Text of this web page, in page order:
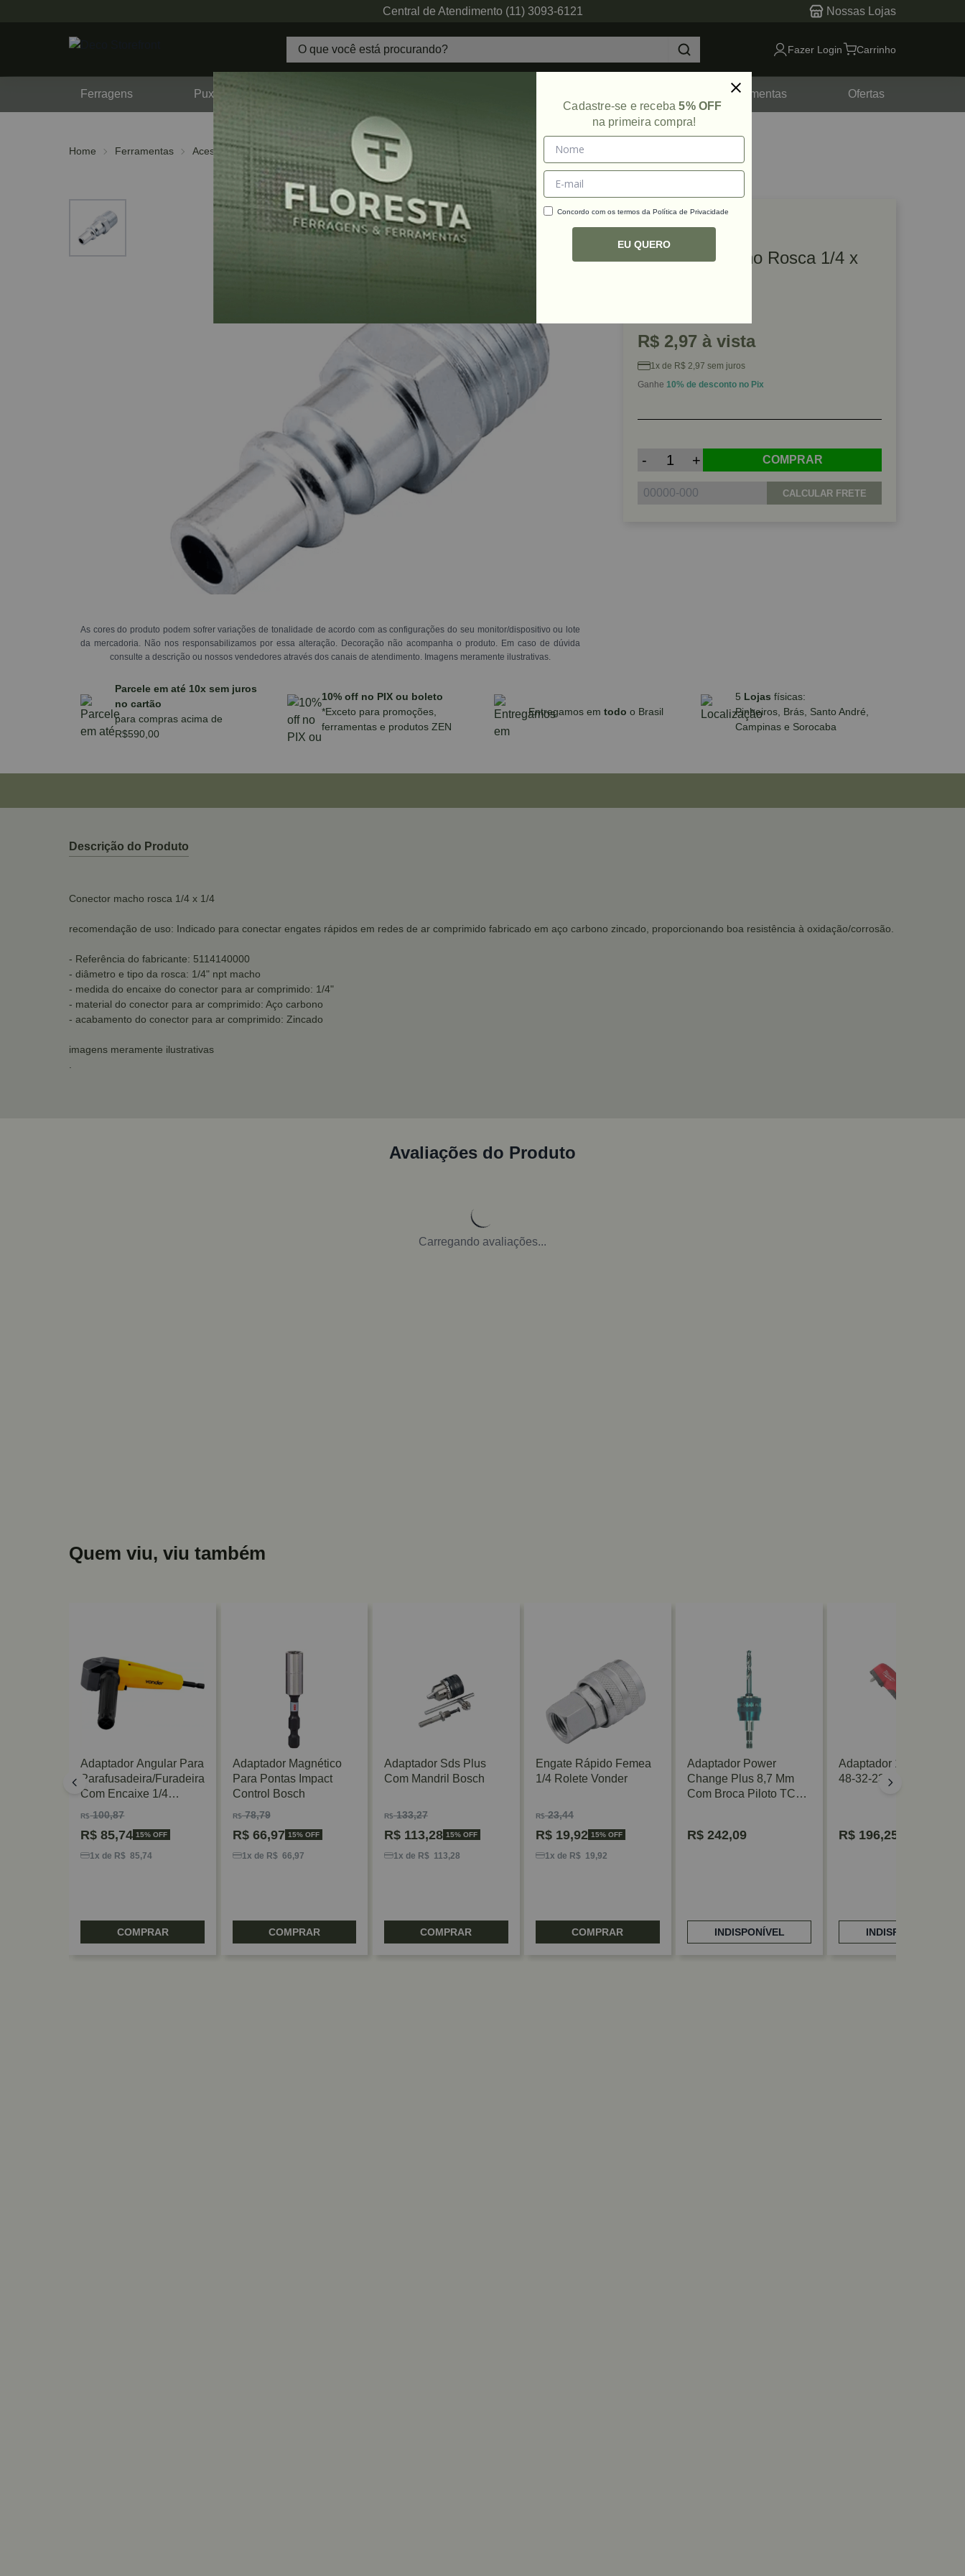
Central de Atendimento (11) 3093-6121 Nossas Lojas
Fazer Login Carrinho
Ferragens Puxadores Ferramentas Ofertas
Home Ferramentas Acessórios Conectores e Engates
As cores do produto podem sofrer variações de tonalidade de acordo com as configurações do seu monitor/dispositivo ou lote
da mercadoria. Não nos responsabilizamos por essa alteração. Decoração não acompanha o produto. Em caso de dúvida
consulte a descrição ou nossos vendedores através dos canais de atendimento. Imagens meramente ilustrativas.
Ref: 63788
Conector Macho Rosca 1/4 x
R$ 2,97 à vista
1x de R$ 2,97 sem juros
Ganhe 10% de desconto no Pix
- + COMPRAR
CALCULAR FRETE
Parcele em até 10x sem juros
no cartão
para compras acima de
R$590,00
10% off no PIX ou boleto
*Exceto para promoções,
ferramentas e produtos ZEN
Entregamos em todo o Brasil
5 Lojas físicas:
Pinheiros, Brás, Santo André,
Campinas e Sorocaba
Descrição do Produto
Conector macho rosca 1/4 x 1/4
recomendação de uso: Indicado para conectar engates rápidos em redes de ar comprimido fabricado em aço carbono zincado, proporcionando boa resistência à oxidação/corrosão.
- Referência do fabricante: 5114140000
- diâmetro e tipo da rosca: 1/4" npt macho
- medida do encaixe do conector para ar comprimido: 1/4"
- material do conector para ar comprimido: Aço carbono
- acabamento do conector para ar comprimido: Zincado
imagens meramente ilustrativas
Avaliações do Produto
Carregando avaliações...
Quem viu, viu também
Adaptador Angular Para
Parafusadeira/furadeira
Com Encaixe 1/4
Vonder
R$100,87
R$ 85,74 15% OFF
1x de R$ 85,74
COMPRAR
Adaptador Magnético
Para Pontas Impact
Control Bosch
R$78,79
R$66,97 15% OFF
1x de R$ 66,97
COMPRAR
Adaptador Sds Plus
Com Mandril Bosch
R$133,27
R$113,28 15% OFF
1x de R$ 113,28
COMPRAR
Engate Rápido Femea
1/4 Rolete Vonder
R$23,44
R$19,92 15% OFF
1x de R$ 19,92
COMPRAR
Adaptador Power
Change Plus 8,7 Mm
Com Broca Piloto TCT
R$ 242,09
INDISPONÍVEL
Adaptador 1/4" Angular
48-32-2390 Milwaukee
R$ 196,25
INDISPONÍVEL
Cadastre-se e receba5% OFF
na primeira compra!
Concordo com os termos da Política de Privacidade
EU QUERO